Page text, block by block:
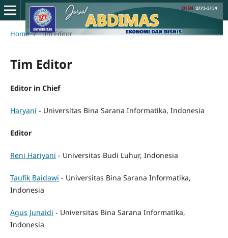
Home / Tim Editor
Tim Editor
Editor in Chief
Haryani - Universitas Bina Sarana Informatika, Indonesia
Editor
Reni Hariyani - Universitas Budi Luhur, Indonesia
Taufik Baidawi - Universitas Bina Sarana Informatika,
Indonesia
Agus Junaidi - Universitas Bina Sarana Informatika,
Indonesia